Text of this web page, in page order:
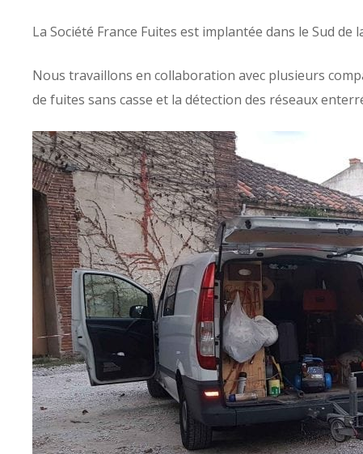
La Société France Fuites est implantée dans le Sud de
Nous travaillons en collaboration avec plusieurs
de fuites sans casse et la détection des réseaux